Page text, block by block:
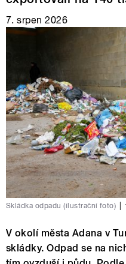
7. srpen 2026
Skládka odpadu (ilustrační foto)
V okolí města Adana v
skládky. Odpad se na